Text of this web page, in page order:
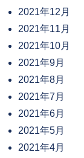
2021年12月
2021年11月
2021年10月
2021年9月
2021年8月
2021年7月
2021年6月
2021年5月
2021年4月